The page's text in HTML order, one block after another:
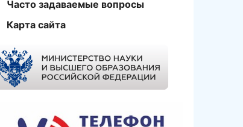
Часто задаваемые вопросы
Карта сайта